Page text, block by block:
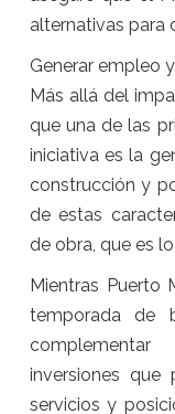
alternativas para
Generar empleo
Más allá del
que una de las
iniciativa es la
construcción y
de estas
de obra, que es
Mientras Puerto
temporada de
inversiones que
servicios y